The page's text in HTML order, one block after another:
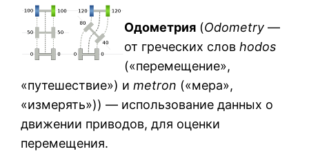
Одометрия (Odometry —
от греческих словhodos
(«перемещение»,
«путешествие») иmetron («мера»,
«измерять»)) — использование данных о
движении приводов, для оценки
перемещения.